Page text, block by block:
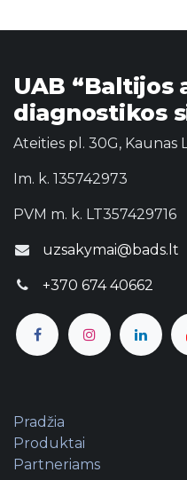
UAB “Baltijos
diagnostikos
Ateities pl. 30G, Kaunas
Im. k. 135742973
PVM m. k. LT357429716
uzsakymai@bads.lt
+370 674 40662
Pradžia
Produktai
Partneriams